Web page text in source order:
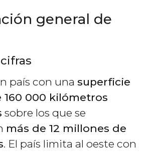
general de
país con una superficie
160 000 kilómetros
sobre los que se
más de 12 millones de
. El país limita al oeste con